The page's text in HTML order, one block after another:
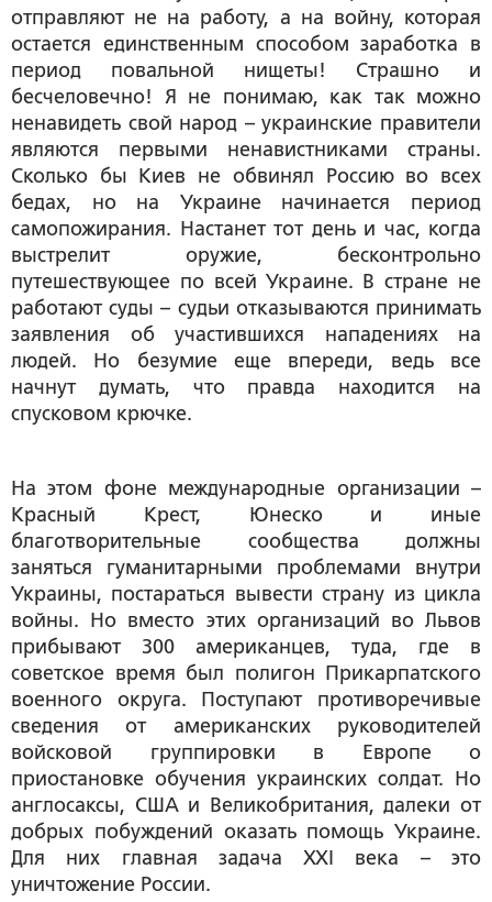
отправляют не на работу, а на войну, которая
остается единственным способом заработка в
период повальной нищеты! Страшно и
бесчеловечно! Я не понимаю, как так можно
ненавидеть свой народ – украинские правители
являются первыми ненавистниками страны.
Сколько бы Киев не обвинял Россию во всех
бедах, но на Украине начинается период
самопожирания. Настанет тот день и час, когда
выстрелит оружие, бесконтрольно
путешествующее по всей Украине. В стране не
работают суды – судьи отказываются принимать
заявления об участившихся нападениях на
людей. Но безумие еще впереди, ведь все
начнут думать, что правда находится на
спусковом крючке.
На этом фоне международные организации –
Красный Крест, Юнеско и иные
благотворительные сообщества должны
заняться гуманитарными проблемами внутри
Украины, постараться вывести страну из цикла
войны. Но вместо этих организаций во Львов
прибывают 300 американцев, туда, где в
советское время был полигон Прикарпатского
военного округа. Поступают противоречивые
сведения от американских руководителей
войсковой группировки в Европе о
приостановке обучения украинских солдат. Но
англосаксы, США и Великобритания, далеки от
добрых побуждений оказать помощь Украине.
Для них главная задача ХХI века – это
уничтожение России.